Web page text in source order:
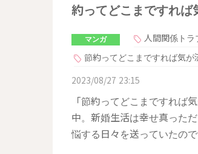
約ってどこまですれば
マンガ 人間関係トラ
節約ってどこまですれば気が
2023/08/27 23:15
「節約ってどこまですれば
中。新婚生活は幸せ真った
悩する日々を送っていたの